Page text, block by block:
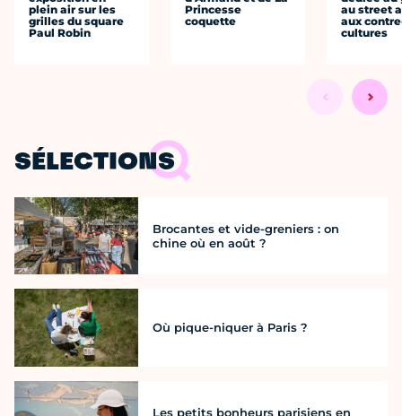
plein air sur les
grilles du square
Paul Robin
Princesse
coquette
au street
aux
cultures
SÉLECTIONS
Brocantes et vide-greniers : on
chine où en août ?
Où pique-niquer à Paris ?
Les petits bonheurs parisiens en